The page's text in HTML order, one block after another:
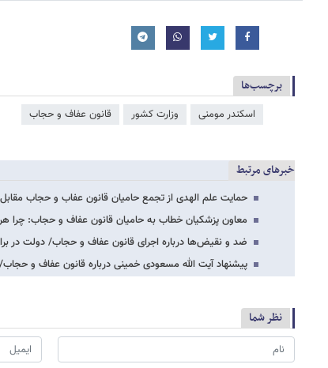
برچسب‌ها
اسکندر مومنی وزارت کشور قانون عفاف و حجاب
خبرهای مرتبط
حمایت علم الهدی از تجمع حامیان قانون عفاب و حجاب
معاون پزشکیان خطاب به حامیان قانون عفاف و حجاب: چرا
ضد و نقیض‌ها درباره اجرای قانون عفاف و حجاب/ دولت در
پیشنهاد آیت الله مسعودی خمینی درباره قانون عفاف و
نظر شما